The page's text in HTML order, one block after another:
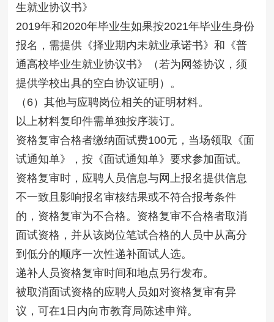
生就业协议书》
2019年和2020年毕业生如果按2021年毕业生身份
报名，需提供《择业期内未就业承诺书》和《普
通高校毕业生就业协议书》（若为网签协议，须
提供学校出具的空白协议证明）。
（6）其他与应聘岗位相关的证明材料。
以上材料复印件需单独按序装订。
资格复审合格者缴纳面试费100元，当场领取《面
试通知单》，按《面试通知单》要求参加面试。
资格复审时，应聘人员信息与网上报名提供信息
不一致且影响报名审核结果或不符合报考条件
的，资格复审为不合格。资格复审不合格者取消
面试资格，并从该岗位笔试合格的人员中从高分
到低分的顺序一次性递补面试人选。
递补人员资格复审时间和地点另行发布。
被取消面试资格的应聘人员如对资格复审有异
议，可在1日内向市教育局陈述申辩。